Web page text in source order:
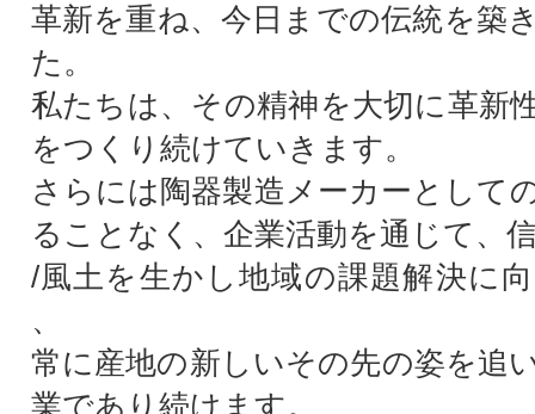
革新を重ね、今日までの伝統を築
た。
私たちは、その精神を大切に革新
をつくり続けていきます。
さらには陶器製造メーカーとして
ることなく、企業活動を通じて、
/風土を生かし地域の課題解決に
、
常に産地の新しいその先の姿を追
業であり続けます。